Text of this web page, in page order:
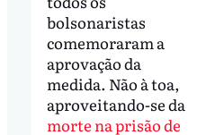
bolsonaristas
comemoraram a
aprovação da
medida. Não à toa,
aproveitando-se da
morte na prisão de